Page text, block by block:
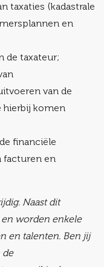
taxaties (kadastrale
en
de taxateur;
van de
hierbij komen
financiële
facturen en
Naast dit
worden enkele
en talenten. Ben jij
de